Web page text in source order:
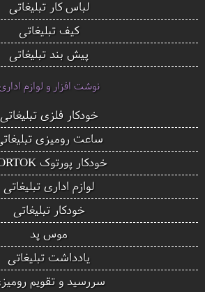
لباس کار تبلیغاتی
کیف تبلیغاتی
پیش بند تبلیغاتی
نوشت افزار و لوازم
خودکار فلزی تبلیغاتی
ساعت رومیزی
خودکار پورتوک PORTOK
لوازم اداری تبلیغاتی
خودکار تبلیغاتی
موس پد
یادداشت تبلیغاتی
سررسید و تقویم